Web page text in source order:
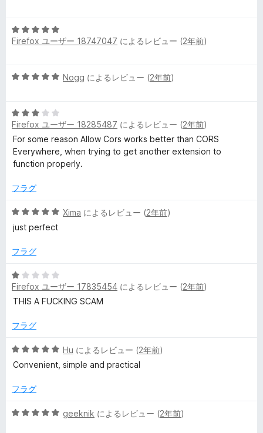
評
価
中
5
価
5
段
5
価
Firefox ユーザー 18747047 によるレビュー (2年前)
5
中
5
の
評
価
Nogg によるレビュー (2年前)
5
段
階
中
3
評
Firefox ユーザー 18285487 によるレビュー (2年前)
For some reason Allow Cors works better than CORS
Everywhere, when trying to get another extension to
function properly.
フラグ
5
段
中
の
評
価
Xima によるレビュー (2年前)
just perfect
フラグ
5
段
階
1
評
価
Firefox ユーザー 17835454 によるレビュー (2年前)
THIS A FUCKING SCAM
フラグ
5
段
中
の
Hu によるレビュー (2年前)
Convenient, simple and practical
フラグ
5
geeknik によるレビュー (2年前)